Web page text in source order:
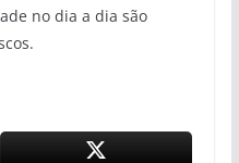
no dia a dia são